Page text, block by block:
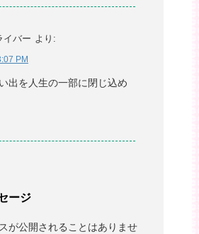
イバー より:
PM
出を人生の一部に閉じ込め
ージ
が公開されることはありませ